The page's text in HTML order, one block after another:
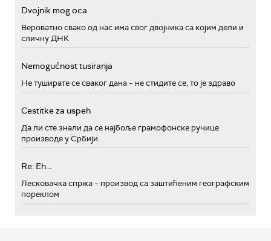
Dvojnik mog oca
Вероватно свако од нас има свог двојника са којим дели и
сличну ДНК
Nemogućnost tusiranja
Не туширате се сваког дана – не стидите се, то је здраво
Cestitke za uspeh
Да ли сте знали да се најбоље грамофонске ручице
производе у Србији
Re: Eh...
Лесковачка спржа – производ са заштићеним географским
пореклом